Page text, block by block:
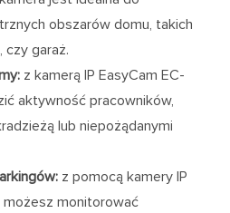
obszarów domu, takich
czy garaż.
z kamerą IP EasyCam EC-
aktywność pracowników,
lub niepożądanymi
z pomocą kamery IP
możesz monitorować